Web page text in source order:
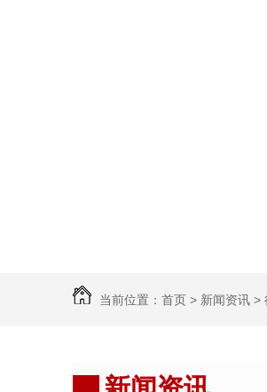
当前位置： 首页 > 新闻资讯 >